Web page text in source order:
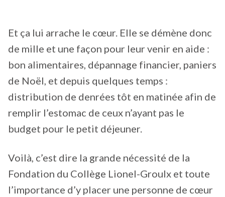
Et ça lui arrache le cœur. Elle se démène donc
de mille et une façon pour leur venir en aide :
bon alimentaires, dépannage financier, paniers
de Noël, et depuis quelques temps :
distribution de denrées tôt en matinée afin de
remplir l’estomac de ceux n’ayant pas le
budget pour le petit déjeuner.
Voilà, c’est dire la grande nécessité de la
Fondation du Collège Lionel-Groulx et toute
l’importance d’y placer une personne de cœur